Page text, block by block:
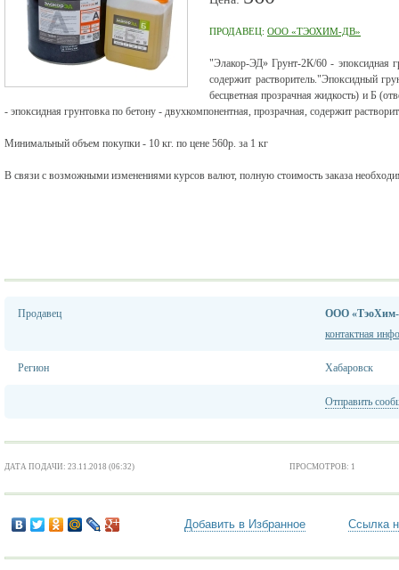
ПРОДАВЕЦ: ООО «ТЭОХИМ-ДВ»
"Элакор-ЭД» Грунт-2К/60 - эпоксидная
содержит растворитель."Эпоксидный
бесцветная прозрачная жидкость) и Б
- эпоксидная грунтовка по бетону - двухкомпонентная, прозрачная, содержит
Минимальный объем покупки - 10 кг. по цене 560р. за 1 кг
В связи с возможными изменениями курсов валют, полную стоимость заказа
Продавец
ООО
контактная
Регион Хабаровск
Отправить
ДАТА ПОДАЧИ: 23.11.2018 (06:32) ПРОСМОТРОВ: 1
Добавить в Избранное Ссылка